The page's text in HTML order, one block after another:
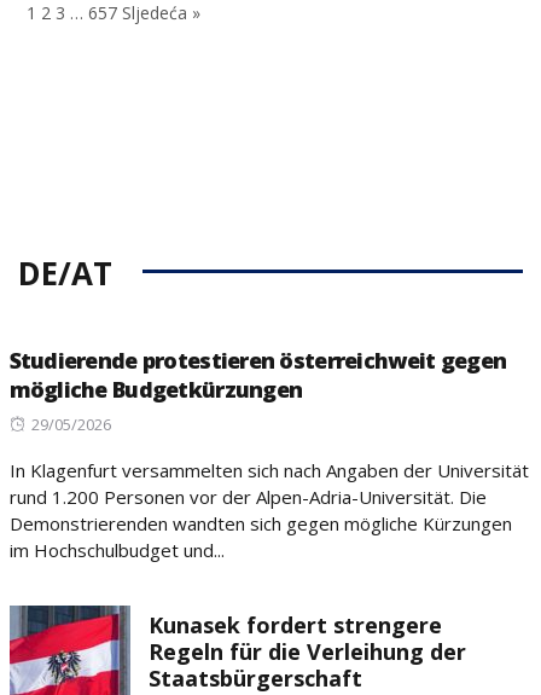
1 2 3 … 657 Sljedeća »
DE/AT
Studierende protestieren österreichweit gegen
mögliche Budgetkürzungen
Posted
29/05/2026
In Klagenfurt versammelten sich nach Angaben der Universität
rund 1.200 Personen vor der Alpen-Adria-Universität. Die
Demonstrierenden wandten sich gegen mögliche Kürzungen
im Hochschulbudget und...
Kunasek fordert strengere
Regeln für die Verleihung der
Staatsbürgerschaft